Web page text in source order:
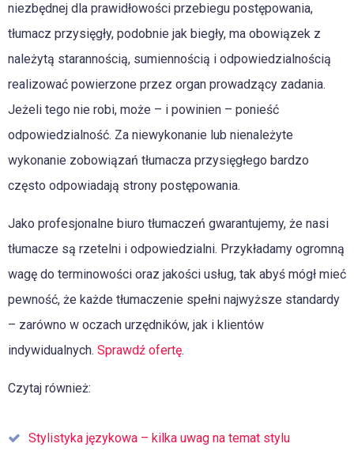
niezbędnej dla prawidłowości przebiegu postępowania,
tłumacz przysięgły, podobnie jak biegły, ma obowiązek z
należytą starannością, sumiennością i odpowiedzialnością
realizować powierzone przez organ prowadzący zadania.
Jeżeli tego nie robi, może – i powinien – ponieść
odpowiedzialność. Za niewykonanie lub nienależyte
wykonanie zobowiązań tłumacza przysięgłego bardzo
często odpowiadają strony postępowania.
Jako profesjonalne biuro tłumaczeń gwarantujemy, że nasi
tłumacze są rzetelni i odpowiedzialni. Przykładamy ogromną
wagę do terminowości oraz jakości usług, tak abyś mógł mieć
pewność, że każde tłumaczenie spełni najwyższe standardy
– zarówno w oczach urzędników, jak i klientów
indywidualnych. Sprawdź ofertę.
Czytaj również:
Stylistyka językowa – kilka uwag na temat stylu